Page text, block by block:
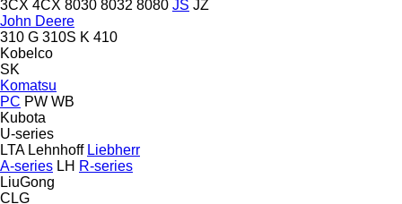
3CX 4CX 8030 8032 8080 JS JZ
John Deere
310 G 310S K 410
Kobelco
SK
Komatsu
PC PW WB
Kubota
U-series
LTA Lehnhoff Liebherr
A-series LH R-series
LiuGong
CLG